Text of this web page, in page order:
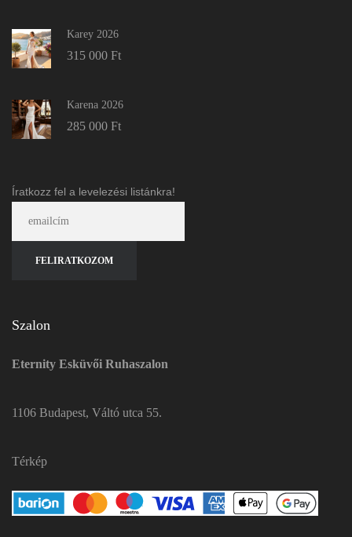
Karey 2026
315 000 Ft
Karena 2026
285 000 Ft
Íratkozz fel a levelezési listánkra!
Szalon
Eternity Esküvői Ruhaszalon
1106 Budapest, Váltó utca 55.
Térkép